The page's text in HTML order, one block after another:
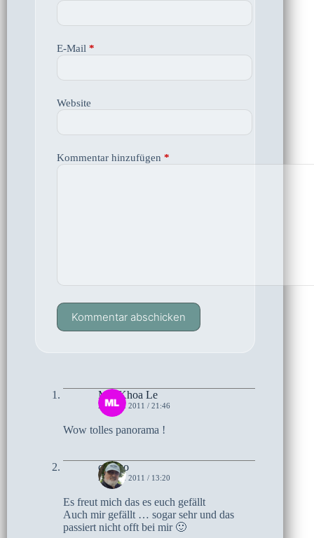
E-Mail *
Website
Kommentar hinzufügen *
Kommentar abschicken
Mai Khoa Le
27. MAI 2011 / 21:46
Wow tolles panorama !
czoczo
25. MAI 2011 / 13:20
Es freut mich das es euch gefällt
Auch mir gefällt … sogar sehr und das
passiert nicht offt bei mir 🙂